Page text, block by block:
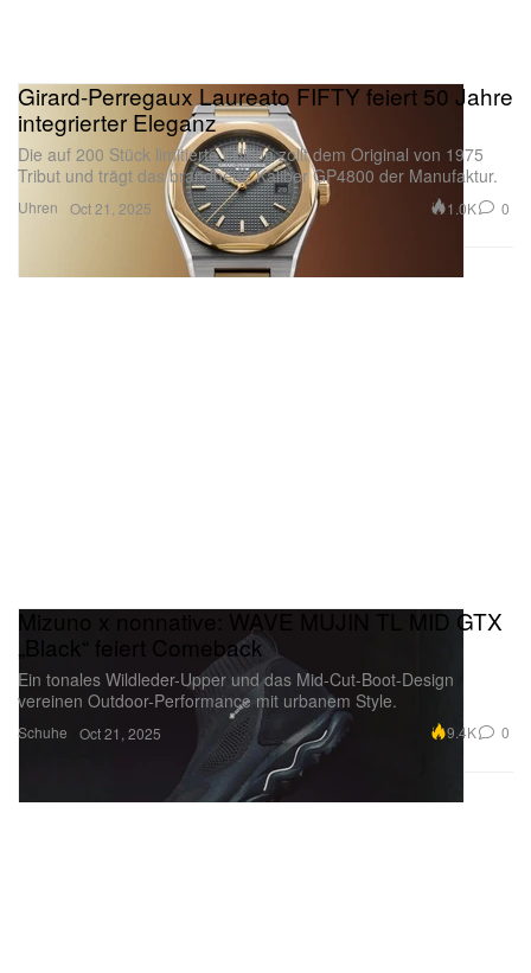
Uhren
Girard-Perregaux Laureato FIFTY feiert 50 Jahre
integrierter Eleganz
Die auf 200 Stück limitierte Edition zollt dem Original von 1975
Tribut und trägt das brandneue Kaliber GP4800 der Manufaktur.
Oct 21, 2025 1.0K 0
Schuhe
Mizuno x nonnative: WAVE MUJIN TL MID GTX
„Black“ feiert Comeback
Ein tonales Wildleder-Upper und das Mid-Cut-Boot-Design
vereinen Outdoor-Performance mit urbanem Style.
Oct 21, 2025 9.4K 0